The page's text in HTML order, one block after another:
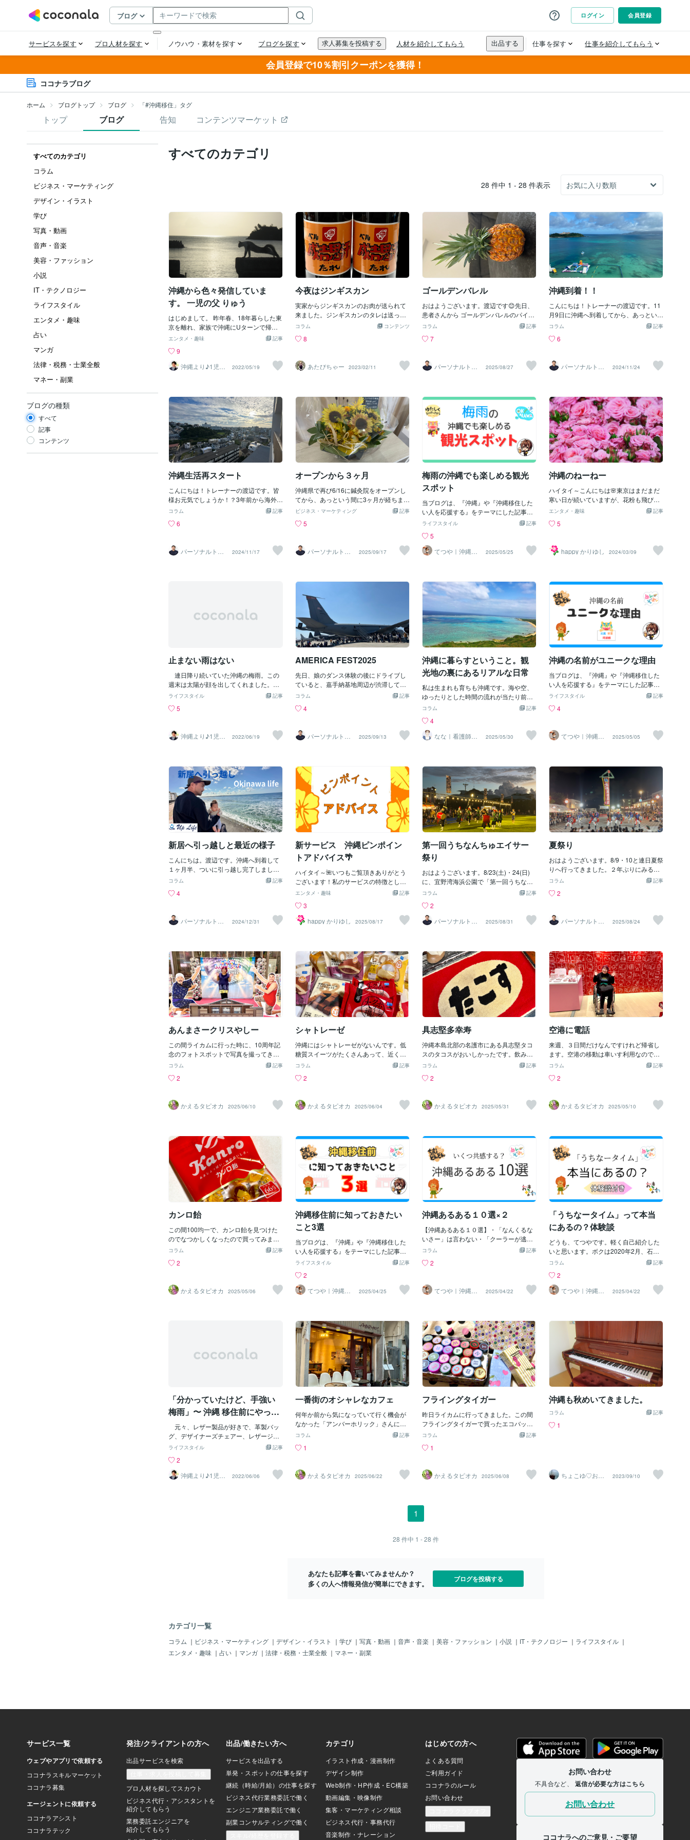
会員登録で10％割引クーポンを獲得！
ココナラブログ
ホーム ブログトップ ブログ 「#沖縄移住」タグ
トップ ブログ 告知 コンテンツマーケット
すべてのカテゴリ
コラム
ビジネス・マーケティング
デザイン・イラスト
学び
写真・動画
音声・音楽
美容・ファッション
小説
IT・テクノロジー
ライフスタイル
エンタメ・趣味
占い
マンガ
法律・税務・士業全般
マネー・副業
ブログの種類
すべて
記事
コンテンツ
すべてのカテゴリ
28 件中 1 - 28 件表示
沖縄から色々発信していま
す。 一児の父 りゅう
はじめまして。 昨年春、18年暮らした東
京を離れ、家族で沖縄にUターンで帰っ
て参りました。40代 オヤジりゅうで
グ、バレーボールと体を動かすこと。そ
の他、車やロードバイクいじりですが、
最近は三歳になる息子と遊ぶことが一番
色々なサービスを提供して皆様に喜んで
貰えるよう頑張ります。まだまだ、コン
テンツは少ないですが。今後増やしてい
く予定です。こんなサービスあったらい
いな等、ご要望があればコメントくださ
い。どうぞよろしくお願いします。りゅ
う
記事
エンタメ・趣味
9
沖縄より♪1児の
パパ りゅう
2022/05/19
今夜はジンギスカン
実家からジンギスカンのお肉が送られて
来ました。ジンギスカンのタレは送って
ないよ。って。は？一体どうやって食べ
ってあっさり言われても、ここ沖縄なん
方ないからアマゾンでタレの値段を調べ
たら800円弱。むかしに比べたら安くな
かとも考えたけど、失敗したくなかった
からジンギスカンのタレ注文しました。
母からまた電話があって、ジンギスカン
のタレの値段を聞くから教えたら、高
い！と一言。高いからいっしょに送って
欲しかったんだけど、むかし冷凍の荷物
にジンギスカンのタレを同梱されて、ビ
ンが粉々になってたことがあったので、
あまり強くも言えませんね。まぁ久しぶ
りにジンギスカンを食べておいしかった
からいいんですけど。
コンテンツ
コラム
8
あたびちゃー 2023/02/11
ゴールデンバレル
おはようございます。渡辺です😊先日、
患者さんから ゴールデンバレルのパイナ
ップル をいただきました🍍実はもう一つ
まいました。笑見るからに甘そうな黄金
す！調べたら、実の色が黄金色(ゴール
ド)、形が円筒形で樽(バレル)に似ている
重な高級パインです。このパイナップ
ル、ただ甘いだけでなく、ビタミンCや
食物酵素が豊富で、暑さで疲れた体にも
ぴったり。朝に少し食べるだけで、体も
心も元気がチャージされる感じがしま
す。美味しくいただきながら、患者さん
の優しいお気持ちにも元気をもらいまし
た😊皆さんも、夏バテ対策やダイエット
にフルーツを上手に取り入れてみてくだ
さいね。
記事
コラム
7
パーソナルトレ
ーナー 渡辺
2025/08/27
沖縄到着！！
こんにちは！トレーナーの渡辺です。11
月9日に沖縄へ到着してから、あっという
間に10日が経ちました。約2年ぶりに飛
なぜだかホッとした気持ちになったのが
時でしたが、気温26℃の暑さにびっく
り！空港からモノレールで那覇のホテル
また那覇とホテルを移動しつつ、現在は
お客様から1ヶ月お借りした中部のアパー
トで生活しています。新居への入居は12
月中旬の予定です。【新居決定のエピソ
ード】実は新居が決まったのは、沖縄行
きの飛行機に乗る3日前。本契約は沖縄到
着後に行いました。SNSで「沖縄へ戻る
こと」「まだ新居が決まっていないこ
と」を投稿したところ、10年来のお客様
から「アパートを貸します」とありがた
いご連絡をいただきました。本当に感謝
の気持ちでいっぱいです！人のご縁に感
謝✨【今後の活動について】おかげさま
ただいております。以前のように店舗で
が、週2回ほどレンタルスペースを借りて
施術を行う準備を進めています。詳細が
した。これからまた、たくさんの出逢い
と経験を楽しみにしています。沖縄の皆
様、どうぞよろしくお願いいたします！
最後に…実は、初めて自撮りでYouTube
動画を撮ってみました（笑）トークがゆ
っくり過ぎて1.25倍速にしてるので、不
自然に💦正直、恥ずかしさ全開でした
が、それ以上に難しさを痛感！世のYouT
u
記事
コラム
6
パーソナルトレ
ーナー 渡辺
2024/11/24
沖縄生活再スタート
こんにちは！トレーナーの渡辺です。皆
様お元気でしょうか！？3年前から海外移
住に挑戦してきましたが、ビザの取得や
たち家族にとって最良の環境を考えた結
した。そして、先週沖縄へ戻ってきまし
た。妻も子ども達も生まれ育った沖縄へ
間で、自分が今後どう生きていきたい
か、どんな人間でありたいかを真剣に考
楽しんで生きていきたいと思っておりま
す。そして現在、私が20年以上携わって
きた健康事業に関して、新しいことへ向
けたチャレンジの準備をしております。
より使命に向かって、自分らしく生きて
までの点と点が繋がり、長く感じていた
歳から沖縄で15年過ごし、名古屋に再び
戻った約一年半で親兄弟との時間を満喫
遊ばせたいという願いも叶いました。短
い期間ですが、やり切ったという思いも
あります。【今後について】施術の方
は、今後しばらくの間は宜野湾又は浦添
にてレンタルスペースを借りる予定をし
ておりますので、また追ってご報告させ
てください。改めて、沖縄の皆様どうぞ
よろしくお願いいたします！！
記事
コラム
6
パーソナルトレ
ーナー 渡辺
2024/11/17
オープンから３ヶ月
沖縄県で再び6/16に鍼灸院をオープンし
てから、あっという間に3ヶ月が経ちまし
た。おかげさまでご紹介いただく機会も
だいております。最近は、寝返りもうて
み腕を上げていないと痺れてしまう肩や
首の不調といったお辛い症状のご相談が
ともに、地域の皆さまに頼っていただけ
す。これからも、一人ひとりの体調やラ
イフスタイルに合わせた施術とセルフケ
アのアドバイスをお届けし、腰痛・肩こ
り・膝の痛みなどでお困りの方の健康を
サポートできるよう努めてまいります。
３ヶ月を迎える前に、仲間からオープン
祝いのお花をいただきました。
記事
ビジネス・マーケティング
5
パーソナルトレ
ーナー 渡辺
2025/09/17
梅雨の沖縄でも楽しめる観光
スポット
当ブログは、『沖縄』や『沖縄移住した
い人を応援する』をテーマにした記事を
書いています。どうも、TETSUYAです。
020年2月、石川県から沖縄県へ夫婦で移
住してきました。2025年3月現在で6年目
になります。沖縄が梅雨入りが発表され
いね！最後まで読んでいただけたらうれ
しいです😊【沖縄美ら海水族館】（本部
町）超定番だけど、やっぱり雨の日には
強い！ジンベエザメが泳ぐ大水槽「黒潮
の海」は何度見ても圧巻。▶︎ オススメ
度：★★★★★【入館チケット】入館前
にコンビニで割引チケットを買うとお得
です。※すべて税込み価格です。※WEBチ
ケット対応可【営業時間】8:30～18:30
（入館締切 17:30）延長期間：2025年7
月19日～7月31日 8：30～20：00（入
館締切 19：00）ナイト期間：2025年8月
1日～8月31日 8:30～21:00（入館締
切 20:00）【DMMかりゆし水族館】
映像や光を使った演出が独特✨ショッピ
ングモール「イーアス沖縄豊崎」に併設
されているので、買い物ついでにも◎▶︎
業）【おきなわワールド】（南城市）沖
縄の伝統文化・自然・お土産まで全部詰
まったテーマパーク。鍾乳洞「玉泉洞」
は屋内で1km以上の探検やエイサーショ
ーも室内で見られる！▶︎ オススメ度：★
★★★★【入園チケット】大人 2,000円
小人 1,000円※小人は4歳から14歳
記事
ライフスタイル
5
てつや｜沖縄移
住の相談乗りま
2025/05/25
沖縄のねーねー
ハイタイ～こんにちは🌸東京はまだまだ
寒い日が続いていますが、花粉も飛び始
めて、花粉症の私はそろそろ次の沖縄計
ーのお話です💛何となく急にねーねーの
にひょんなことから知り合って、初めて
会うのにすごく一緒に居るのが楽で心地
沖縄の女性独特のどっしりしたかっこよ
さと、自然なやさしさ、ユーモア、いい
意味で現実的で、何があってもまるっと
受け入れるたくましさ、時にふわっとし
がちな私にとっては人生の教科書みたい
な大きな存在👧仕事やプライベートで例
えば何かあったとき、ねーねーだったら
こんなとき何て言うかな、どんな風に考
えるかなって…「それでいいさ～」「焦
らなくてもいいさ～」「よんな～よんな
～(ゆっくり)」離れていてもいつもあっ
たかさで包まれる感覚✨友達でありお姉
さんであり時にお母さんであり…いつも
みます🏠楽しみ🎶今日もにふぇーでーび
記事
エンタメ・趣味
5
happy かりゆし 2024/03/09
止まない雨はない
連日降り続いていた沖縄の梅雨。この
週末は太陽が顔を出してくれました。天
気予報でも週明けから晴れマークが並
うです。皆様も良い週末をお過ごしくだ
記事
ライフスタイル
5
沖縄より♪1児の
パパ りゅう
2022/06/19
AMERICA FEST2025
先日、娘のダンス体験の後にドライブし
ていると、嘉手納基地周辺が渋滞してい
ました。調べてみると『AMERICA FEST
いので、参加してきました。このイベン
米の文化交流を深める貴重な機会となっ
ているとのことです。会場には、多くの
内容でした。さらに、アメリカならでは
のグルメやエンターテイメント も充実し
ており、異文化を身近に感じることがで
きました操縦室いれてもらったり、記念
撮影してもらいました。かき氷を食べた
り、大きなピザも帰りに購入して美味し
く食べました。沖縄に住んでいると海外
を身近に感じられます🌍^ ^
記事
コラム
4
パーソナルトレ
ーナー 渡辺
2025/09/13
沖縄に暮らすということ。観
光地の裏にあるリアルな日常
私は生まれも育ちも沖縄です。海や空、
ゆったりとした時間の流れが当たり前の
中で育ってきました。看護学生時代、経
学し、働きながら看護師の資格を取りま
した。結婚してからは、県外出身の夫と
一緒に、私の地元である沖縄で生活して
た気持ちでした。「暖かくて自然が豊か
で、人も優しくて、のんびり暮らせそ
う」――観光で訪れたときに感じる沖縄
の魅力は、確かに本物です。でも、実際
に生活を始めてみると、やっぱり現実と
のギャップは少なくありませんでした。
まず、収入。私や夫が県外で働いていた
時と比べると、収入はほぼ半分に。仕事
の選択肢も限られていて、専門的なスキ
ルがあっても、なかなか希望通りにはい
きません。同じ内容の仕事でもこんなに
大きな差があることに驚きました。物価
も、「沖縄は安いでしょ？」と言われが
ちですが、そんなことはありません。電
のでガソリン代もかかるし、食料品や日
用品も、内地から運ばれてくる分だけ割
高なことが多い。何気ない生活費がじわ
私は、沖縄での生活が“楽”だと感じてい
ます。「楽しい」ではなく、「楽（ら
く）」。理由はたくさんあります。特に
私のパワースポットは「海」です。実家
から歩いて１分にある海は、辛いこと
も、疲れも癒してくれます。時間が止ま
ったように、何も考えず、波で心を洗っ
てくれているように気持ちはスッと楽に
なります。近所の人たちが道端で立ち話
記事
コラム
4
なな｜看護師マ
マの愚痴相談
2025/05/30
沖縄の名前がユニークな理由
当ブログは、『沖縄』や『沖縄移住した
い人を応援する』をテーマにした記事を
書いています。どうも、てつやです。軽
20年2月、石川県から沖縄県へ夫婦で移
になります。最後まで読んでいただけた
らうれしいです😊沖縄の苗字がユニーク
字は特にユニークだと言わます。例え
ば、「比嘉（ひが）」「与那嶺（よなみ
ね）」「金城（きんじょう）」など、本
州ではあまり見かけないものが多いです
よね。比嘉は、沖縄で一番多い苗字。逆
に、「田中」「佐藤」「鈴木」など本州
でよく見かける苗字は見かけません。な
ぜ沖縄には独特の苗字が多いのでしょう
か？琉球王国の影響沖縄はもともと「琉
球王国」という独立した国でした。琉球
王国は、15世紀〜19世紀にかけて存在
し、中国や東南アジア、日本と貿易を行
っていたため、文化や言葉に独自の発展
ちにも本州とは違う特徴が生まれたので
には「士族（しぞく）」と呼ばれる特権
階級がいました。彼らは中国の影響を受
たのです。例えば、「尚（しょう）」は
琉球王家の苗字であり、「向（しょ
う）」は王族に仕えた人々の苗字として
使われました。また、地名にちなんだ苗
字も多くあります。「名護（なご）」
「渡嘉敷（とかしき）」など、沖縄の地
名をそのまま苗字にしたものが今も残っ
ています。明治時代の影響明治時代にな
り、琉球王国は日本に統合さ
記事
ライフスタイル
4
てつや｜沖縄移
住の相談乗りま
2025/05/05
新居へ引っ越しと最近の様子
こんにちは。渡辺です。沖縄へ到着して
１ヶ月半、ついに引っ越し完了しまし
た！約１ヶ月もの間、仮の住まいをお客
にありがとうございました。そして、入
民登録・小学校の手続き・仕事・クリス
マス、色々と忙しかったです。笑これで
にも行きましたが、日中20度を越えたり
と気候も暖かく、昨年の名古屋での生活
と比べたら「天と地」ほど差があります
ね。12月にも関わらず、ダイビングやサ
ーフィンなどマリンスポーツしている人
もたくさん見えました🏖️風が強いと多少
寒い沖縄ですが、本当に過ごしやすいで
す。今年も今日まで、皆様年末年始も体
調を崩さないようお気を付けくださいね
(^_^)新居へ引っ越しから最近の沖縄の様
子をYoutube更新してます。良ければご
覧ください(^^)/こちらの金額でのご提供
は残り２名となりました。いつもありが
記事
コラム
4
パーソナルトレ
ーナー 渡辺
2024/12/31
新サービス 沖縄ピンポイン
トアドバイス🌴
ハイタイ～🌺いつもご覧頂きありがとう
ございます！私のサービスの特徴とし
て、ある程度のお時間をかけて丁寧にお
とまった時間の確保が難しくなりつつあ
り、結果的にサービス休止期間が長くな
りつつあります。サービス再開待ちにご
互いの大切なお時間を効率よく受付枠も
確保しやすい実験的な試みではあります
が、新たなサービスを出品します♪*:゜☆
☆.。.:**:゜☆☆.。.:**:゜☆☆.。.:**:゜☆
☆.。.:**:゜☆☆.。.:**「沖縄ピンポイント
アドバイス」膨大な情報量でなく、ピン
ポイントで情報が欲しい方向けに～例え
ばこんな方に～・補足情報だけ欲しい ・
お試しで利用してみたい ・以前かりゆし
ランニングしたのでチェックして欲しい
方 ・リピーターなのでディープな楽しみ
方を知りたい ・滞在先の飲食店情報を知
りたい ・女性が一人でも入りやすいお店
ットが知りたい ・琉球の歴史を感じれる
スポットを知りたい ・沖縄の部屋探しの
の各エリアの特徴が知りたい など ～エリ
ア～ (旅行) 沖縄本島 那覇市 恩納村
名護市 本部(もとぶ)町 今帰仁村 (移
住、お部屋探し、土地の特色、その他沖
縄に関すること) 沖縄本島 那覇市、恩納
村、名護市、本部町、今帰仁村、 瀬底
島、屋我地島、古宇利島 ※中部、南部も
アドバイス可能
記事
エンタメ・趣味
3
happy かりゆし
2025/08/17
第一回うちなんちゅエイサー
祭り
おはようございます。8/23(土)・24(日)
に、宜野湾海浜公園で「第一回うちなん
ちゅエイサー祭り」が開催されました！
て、それまでは全く知りませんでした😅
初開催ということもあってか、観客は少
なめでしたが、逆にゆっくりと楽しむこ
は迫力満点で見応えがありました✨迫力
満点の獅子舞演舞初開催とは思えないほ
ど熱気あふれる祭りで、沖縄の伝統を感
じられる素敵な時間でした😊
記事
コラム
2
パーソナルトレ
ーナー 渡辺
2025/08/31
夏祭り
おはようございます。8/9・10と連日夏祭
りへ行ってきました。２年ぶりにみる沖
縄のエイサーは感慨深いものがありまし
た 「納涼夏まつり」へ。会場はたくさん
りなど盛りだくさん。出店もいっぱい並
んでいて、かき氷を食べたり、ゲームを
祭り そして翌日8/10(日)は、令和7年度
普天間二区自治会納涼祭(はごろも前夜
祭)へ行って来ました。 そして、迫力い
っぱいのエイサーが見えました！最後の
カチャーシーまで参加してきました。子
供たちと夏休みの思い出をたくさん作っ
ています!(^^)!
記事
コラム
2
パーソナルトレ
ーナー 渡辺
2025/08/24
あんまさークリスやしー
この間ライカムに行った時に、10周年記
念のフォトスポットで写真を撮ってきま
した。３月にも同じ場所で写真撮ったん
セールが控えていたんです。川ちゃんの
ですけれどね。３月ごろがガレッジセー
ルがあちこちにいたんですけれど、ゴリ
期間終了なんでしょうね。まぁ、ガレッ
ジセールはコザんちゅとは思えないか
ら、そこまでありがたみはなかったんで
すが、ありんくりんはクリスが北中高校
だったような気がします。左は美里工業
だったような。超この辺の人たちだから
応援してますよ。川満サリーのラップは
スマホの着信音にしてるくらいには応援
しています。
記事
コラム
2
かえるタピオカ 2025/06/10
シャトレーゼ
沖縄にはシャトレーゼがないんです。低
糖質スイーツがたくさんあって、近くに
あったらうれしいのに。低糖質どら焼き
しかないですよね。１個あたりの単価は
縄までだと1,700円。六花亭が2,200円、
ダイソーなんか2,700円。それに比べたら
屋の羊羹は送料が850円くらいなんです
が、あちらは羊羹が高い。舟和の芋羊羹
なんか沖縄には配送不可でしから。沖縄
に住んでいたらなんでもかんでも送料が
高くて心が折れますね。シャトレーゼの
低糖質生チョコレートは普通においしか
ったです。
記事
コラム
2
かえるタピオカ 2025/06/04
具志堅多幸寿
沖縄本島北部の名護市にある具志堅タコ
スのタコスがおいしかったです。飲み屋
街の端っこにある、元スナックだった雰
ど、ちょっと量が少ない感じで、タコス
記するお店は皮がふんわり系なのかと、
私の中では区別しています。パークアベ
記事
コラム
2
かえるタピオカ 2025/05/31
空港に電話
来週、３日間だけなんですけれど帰省し
ます。空港の移動は車いす利用なので、
車いす予約の電話を空港にしました。そ
言われて、今回はソラシドエア、Air Do
をしました。最後に電話をしたANAには
「体が不自由な人のための電話番号」が
自由な人専用ダイヤル」があって、こち
らに電話をすればコードシェア便である
ソラシドエア、Air Doの車いす予約もで
きちゃうんです。ついでに座席指定もこ
の電話番号でやってくれました。最初に
ANAに電話をすればよかったです。
記事
コラム
2
かえるタピオカ 2025/05/10
カンロ飴
この間100均一で、カンロ飴を見つけた
のでなつかしくなったので買ってみまし
た。カンロ飴とか純露の紅茶味とか、昭
のが多かったような気がします。最近の
な感じが苦手です。とはいえ、塩飴とか
黒飴みたいなのになってくるとさすがに
お菓子」みたいな絵が描いてあって、ア
ンジェイワイダの「大理石の男」みたい
です。カンロ飴を買った時、近くのイオ
ンモールで北海道物産展がやっていまし
た。沖縄では北海道物産展は人気の催事
だと思うんですが、じゃがポックルやマ
ルセイバターサンドみたいな人気のある
お菓子は定価＋送料を乗せた価格で売ら
れているので、別に物産展で買うことに
メリットはありません。ネットで買った
方が送料が節約できたりポイントがつく
のでお得感があります。
記事
コラム
2
かえるタピオカ 2025/05/06
沖縄移住前に知っておきたい
こと3選
当ブログは、『沖縄』や『沖縄移住した
い人を応援する』をテーマにした記事を
書いています。どうも、てつやです。軽
20年2月、石川県から沖縄県へ夫婦で移
住してきました。2025年3月現在で6年目
になります。最後まで読んでいただけた
な？・移住するときどんな準備が必
要？・賃金安いと聞くけどお金の工面ど
うしよう？・どこに住んだらいい？・医
療体制ってちゃんとしてる？・子どもが
いるけど、教育どうなの？・実際に沖縄
でどんなふうに暮らしてるの？沖縄移住
を夢見てるけど、いろんな不安点や疑問
が出てくると思います。「そんなのノリ
で行く！」という方はここで『←戻る』
でいただきありがとうござます）現実派
で慎重に行きたい人はそのままお進みく
ださい🙇実際、ボク自身がすごく不安で
した。決意したけど本当にやっていける
ました。２人とも沖縄に来るまで実家か
ら出たことなかったし、ボクは仕事も親
こんなボクでも5年間、生活していけてい
前に知っておきたいこと3選１．送料と物
流問題沖縄に住んでわかったこと。送料
記事
ライフスタイル
2
てつや｜沖縄移
住の相談乗りま
2025/04/25
沖縄あるある１０選×２
【沖縄あるある１０選】・「なんくるな
いさー」は言わない・「クーラーが逃げ
る」と言う・「内地」という言葉を普通
も半袖の人がいる・海は見るもので泳が
「ふん、ふん」言う・車社会すぎて免許
はほぼ必須・移住者の多さに驚く【沖縄
ちを話せる人が意外と少ない・卒業式に
お菓子を首かける・お盆の時期は家の前
にエイサーが回ってくる・冬は20℃以下
で「寒い」と言う・ヤギ汁は好き嫌いが
はっきり分かれる・台風の強弱はユニオ
ン基準・「沖縄そば」を「そば」と言
う・本土の蕎麦は「日本そば」と言う・
コンビニおにぎりの具に「ポークたま
ご」がある👇もっと移住についてお話聞
きたい方はこちらまで♪
記事
コラム
2
てつや｜沖縄移
住の相談乗りま
2025/04/22
「うちなータイム」って本当
にあるの？体験談
どうも、てつやです。軽く自己紹介した
いと思います。ボクは2020年2月、石川
県から沖縄県へ夫婦で移住してきまし
最後まで読んでいただけたらうれしいで
す😊※ボクの体験談として読んでいただ
きたいです。結論：「うちなータイム」
はありません。これはあくまで「昔なが
らの沖縄の雰囲気」を表す言葉であり、
すべての沖縄県民が時間にルーズという
わけではありません。特に、都市部やビ
ジネスの場では本土と変わらない時間感
覚の人も多く、観光業や県外との取引が
ある職場では時間厳守の文化が根付いて
います。食事や約束時間に多少遅れてく
る、は沖縄関係なく誰でもありえること
で、ボクは、ひどく待ちわびたことない
です。むしろ、ボクが遅れて来たことが
あるくらい。沖縄の公共機関でいうと、
ることが当たり前でほぼ時間通りと一
緒。ひどい時は30分後に来たりすること
記事
コラム
2
てつや｜沖縄移
住の相談乗りま
2025/04/22
「分かっていたけど、手強い
梅雨」〜 沖縄 移住前にやって
おけば良かったこと。
元々、レザー製品が好きで、革製バッ
グ、デザイナーズチェアー、レザージャ
ケットと東京から色々と持って来ました
始め、この梅雨で爆発的に大量発生して
しまいました。 カビの発生しやすい条
件は温度２０度以上で湿度70％で、沖繩
す。革製品が好きなだけに残念です
が、、、とは良いっても処分するのも愛
着があり出来ないし、 沖縄でも皮製品
を買い取りしてくれるリユースショップ
もありますが、先ほどの気候のせいで、
記事
ライフスタイル
2
沖縄より♪1児の
パパ りゅう
2022/06/06
一番街のオシャレなカフェ
何年か前から気になっていて行く機会が
なかった「アンバーホリック」さんに行
ってみました。沖縄市のエイサー商品券
街には行かないんですよね。カフェラテ
イクアウトもできるようです。これから
も長くお店を続けられることを祈りま
記事
コラム
1
かえるタピオカ 2025/06/22
フライングタイガー
昨日ライカムに行ってきました。この間
フライングタイガーで買ったエコバッグ
がB型作業所通所の時に持って歩くのに
す。週一通所なんですが、布や作りかけ
す。今回はドット柄のを買ったので、次
回はまた違う柄のを買ってみます。お店
段が600円とめちゃ安かったので買って
で、インクが必要ないところも扱いが楽
記事
コラム
1
かえるタピオカ 2025/06/08
沖縄も秋めいてきました。
記事
コラム
1
ちょこゆ♡お話
ききます♡
2023/09/10
1
28 件中 1 - 28 件
あなたも記事を書いてみませんか？
多くの人へ情報発信が簡単にできます。
ブログを投稿する
カテゴリ一覧
コラム ｜ ビジネス・マーケティング ｜ デザイン・イラスト ｜ 学び ｜ 写真・動画 ｜ 音声・音楽 ｜ 美容・ファッション ｜ 小説 ｜ IT・テクノロジー ｜ ライフスタイル ｜
エンタメ・趣味 ｜ 占い ｜ マンガ ｜ 法律・税務・士業全般 ｜ マネー・副業